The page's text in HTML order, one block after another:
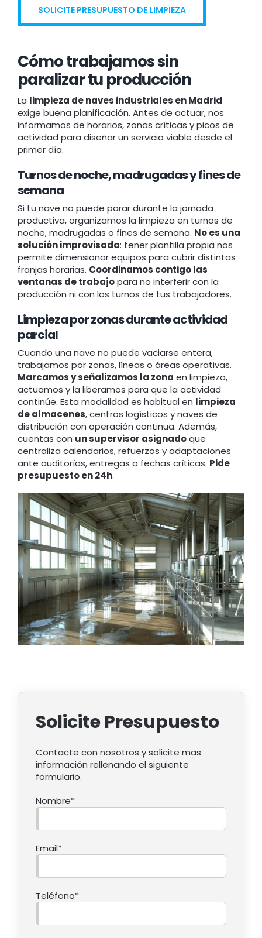
SOLICITE PRESUPUESTO DE LIMPIEZA
Cómo trabajamos sin
paralizar tu producción
La limpieza de naves industriales en Madrid
exige buena planificación. Antes de actuar, nos
informamos de horarios, zonas críticas y picos de
actividad para diseñar un servicio viable desde el
primer día.
Turnos de noche, madrugadas y fines de
semana
Si tu nave no puede parar durante la jornada
productiva, organizamos la limpieza en turnos de
noche, madrugadas o fines de semana. No es una
solución improvisada: tener plantilla propia nos
permite dimensionar equipos para cubrir distintas
franjas horarias. Coordinamos contigo las
ventanas de trabajopara no interferir con la
producción ni con los turnos de tus trabajadores.
Limpieza por zonas durante actividad
parcial
Cuando una nave no puede vaciarse entera,
trabajamos por zonas, líneas o áreas operativas.
Marcamos y señalizamos la zona en limpieza,
actuamos y la liberamos para que la actividad
continúe. Esta modalidad es habitual en limpieza
de almacenes, centros logísticos y naves de
distribución con operación continua. Además,
cuentas con un supervisor asignadoque
centraliza calendarios, refuerzos y adaptaciones
ante auditorías, entregas o fechas críticas. Pide
presupuesto en 24h.
Solicite Presupuesto
Contacte con nosotros y solicite mas
información rellenando el siguiente
formulario.
Nombre*
Email*
Teléfono*